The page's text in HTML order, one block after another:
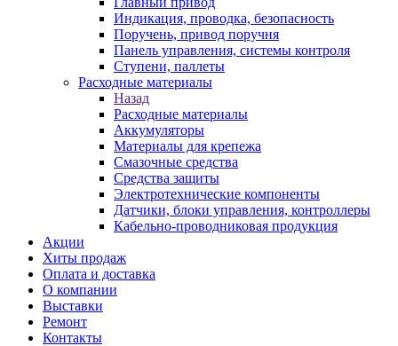
Индикация, проводка, безопасность
Поручень, привод поручня
Панель управления, системы контроля
Ступени, паллеты
Расходные материалы
Назад
Расходные материалы
Аккумуляторы
Материалы для крепежа
Смазочные средства
Средства защиты
Электротехнические компоненты
Датчики, блоки управления, контроллеры
Кабельно-проводниковая продукция
Акции
Хиты продаж
Оплата и доставка
О компании
Выставки
Ремонт
Контакты